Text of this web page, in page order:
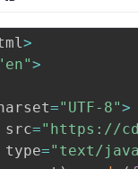
>
>
="UTF-8">
="https://
="text/